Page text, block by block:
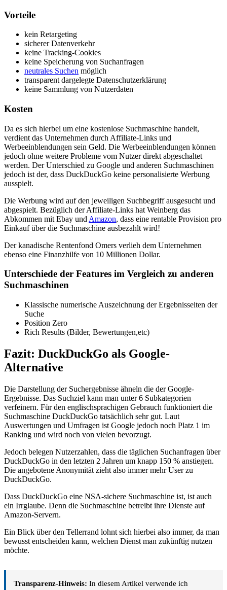
Vorteile
kein Retargeting
sicherer Datenverkehr
keine Tracking-Cookies
keine Speicherung von Suchanfragen
neutrales Suchen möglich
transparent dargelegte Datenschutzerklärung
keine Sammlung von Nutzerdaten
Kosten
Da es sich hierbei um eine kostenlose Suchmaschine handelt,
verdient das Unternehmen durch Affiliate-Links und
Werbeeinblendungen sein Geld. Die Werbeeinblendungen können
jedoch ohne weitere Probleme vom Nutzer direkt abgeschaltet
werden. Der Unterschied zu Google und anderen Suchmaschinen
jedoch ist der, dass DuckDuckGo keine personalisierte Werbung
ausspielt.
Die Werbung wird auf den jeweiligen Suchbegriff ausgesucht und
abgespielt. Bezüglich der Affiliate-Links hat Weinberg das
Abkommen mit Ebay und Amazon, dass eine rentable Provision pro
Einkauf über die Suchmaschine ausbezahlt wird!
Der kanadische Rentenfond Omers verlieh dem Unternehmen
ebenso eine Finanzhilfe von 10 Millionen Dollar.
Unterschiede der Features im Vergleich zu anderen
Suchmaschinen
Klassische numerische Auszeichnung der Ergebnisseiten der
Suche
Position Zero
Rich Results (Bilder, Bewertungen,etc)
Fazit: DuckDuckGo als Google-
Alternative
Die Darstellung der Suchergebnisse ähneln die der Google-
Ergebnisse. Das Suchziel kann man unter 6 Subkategorien
verfeinern. Für den englischsprachigen Gebrauch funktioniert die
Suchmaschine DuckDuckGo tatsächlich sehr gut. Laut
Auswertungen und Umfragen ist Google jedoch noch Platz 1 im
Ranking und wird noch von vielen bevorzugt.
Jedoch belegen Nutzerzahlen, dass die täglichen Suchanfragen über
DuckDuckGo in den letzten 2 Jahren um knapp 150 % anstiegen.
Die angebotene Anonymität zieht also immer mehr User zu
DuckDuckGo.
Dass DuckDuckGo eine NSA-sichere Suchmaschine ist, ist auch
ein Irrglaube. Denn die Suchmaschine betreibt ihre Dienste auf
Amazon-Servern.
Ein Blick über den Tellerrand lohnt sich hierbei also immer, da man
bewusst entscheiden kann, welchen Dienst man zukünftig nutzen
möchte.
Transparenz-Hinweis: In diesem Artikel verwende ich